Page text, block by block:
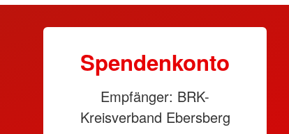
Spendenkonto
Empfänger: BRK-
Kreisverband Ebersberg